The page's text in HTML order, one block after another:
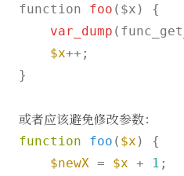
function foo ($x) {
var_dump
$x++;
}
或者应该避免修改参数：
function foo ( $x ) {
$newX = $x + 1 ;